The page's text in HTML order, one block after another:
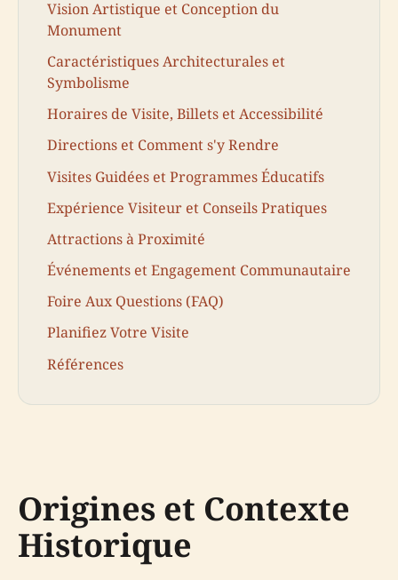
Vision Artistique et Conception du
Monument
Caractéristiques Architecturales et
Symbolisme
Horaires de Visite, Billets et Accessibilité
Directions et Comment s'y Rendre
Visites Guidées et Programmes Éducatifs
Expérience Visiteur et Conseils Pratiques
Attractions à Proximité
Événements et Engagement Communautaire
Foire Aux Questions (FAQ)
Planifiez Votre Visite
Références
Origines et Contexte
Historique